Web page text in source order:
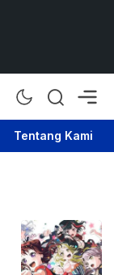
Tentang Kami